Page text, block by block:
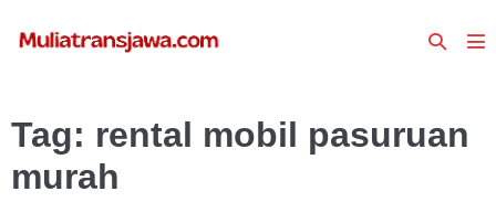
Toggle
Tag: rental mobil pasuruan
murah